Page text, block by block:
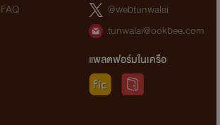
FAQ
@webtunwalai
tunwalai@ookbee.com
แพลตฟอร์มในเครือ